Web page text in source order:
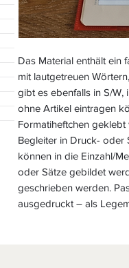
Das Material enthält ein
mit lautgetreuen
gibt es ebenfalls in S/
ohne Artikel eintragen
Formatiheftchen
Begleiter in Druck- oder
können in die Einzahl/
oder Sätze gebildet
geschrieben werden.
ausgedruckt – als